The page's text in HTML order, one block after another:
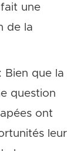
une
de la
Bien que la
question
ont
leur